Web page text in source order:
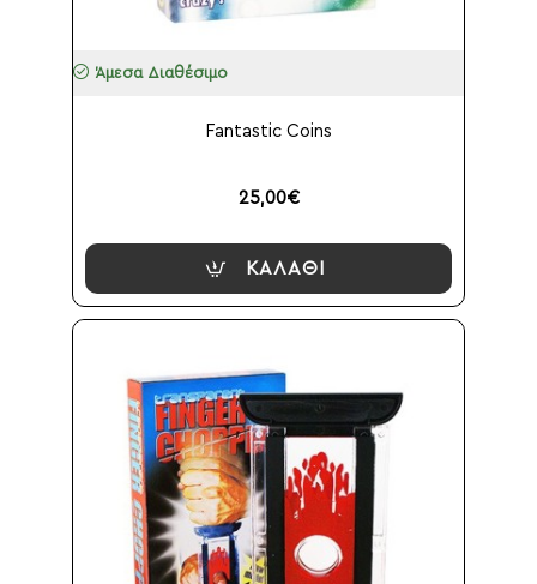
Άμεσα Διαθέσιμο
Fantastic Coins
25,00€
ΚΑΛΆΘΙ